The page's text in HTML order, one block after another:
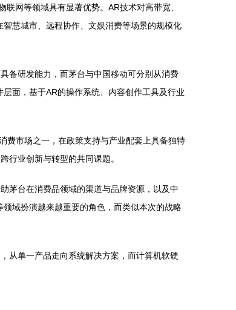
网等领域具有显著优势。AR技术对高带宽、
慧城市、远程协作、文娱消费等场景的规模化
备研发能力，而茅台与中国移动可分别从消费
面，基于AR的操作系统、内容创作工具及行业
费市场之一，在政策支持与产业配套上具备独特
行业创新与转型的共同课题。
茅台在消费品领域的渠道与品牌资源，以及中
域扮演越来越重要的角色，而类似本次的战略
从单一产品走向系统解决方案，而计算机软硬